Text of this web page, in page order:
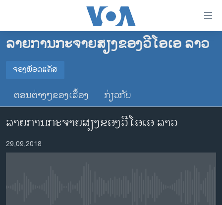
ເຂົ້າ
ຂ້າມ
ໄປ
ຊອກ
ຄົ້ນ
ໂຮມເພຈ
ລາວ
ອາເມຣິກາ
ການເລືອກຕັ້ງ ປະທານາທີບໍດີ ສະຫະລັດ 2024
ຂ່າວ​ຈີນ
ໂລກ
ລາຍການກະຈາຍສຽງຂອງວີໂອເອ ລາວ
ຈອງພັອດແຄັສ
ຈອງພັອດແຄັສ
ຕອນຕ່າງໆຂອງເລື້ອງ ກ່ຽວກັບ
ລາຍການກະຈາຍສຽງຂອງວີໂອເອ ລາວ
29,09,2018